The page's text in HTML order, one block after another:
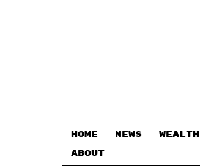
HOME NEWS WEALTH
ABOUT